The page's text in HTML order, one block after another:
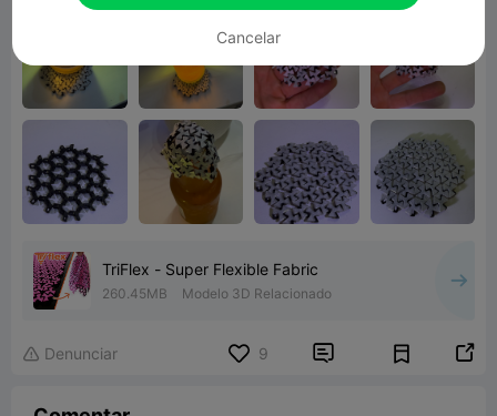
TriFlex - Super Flexible Fabric
260.45MB Modelo 3D Relacionado
 Denunciar 9  
Cancelar